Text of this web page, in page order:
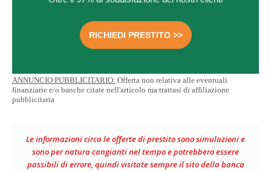
RICHIEDI PRESTITO >>
ANNUNCIO PUBBLICITARIO: Offerta non relativa alle eventuali
finanziarie e/o banche citate nell'articolo ma trattasi di affiliazione
pubblicitaria
Le informazioni circa le offerte di prestito sono simulazioni e
sono per natura cangianti nel tempo e potrebbero essere
passibili di errore, quindi visitate sempre il sito della banca